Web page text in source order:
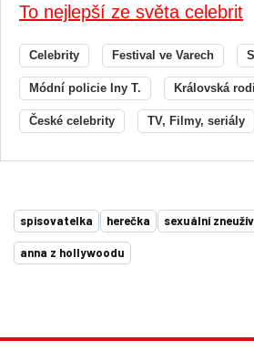
To nejlepší ze světa celebrit
Celebrity Festival ve Varech
Módní policie Iny T. Královská
České celebrity TV, Filmy, seriály
spisovatelka herečka sexuální
anna z hollywoodu